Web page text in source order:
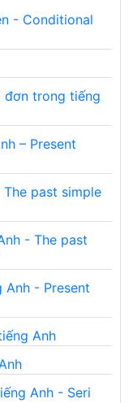
- Conditional
đơn trong tiếng
– Present
past simple
- The past
Anh - Present
Anh
Anh - Seri